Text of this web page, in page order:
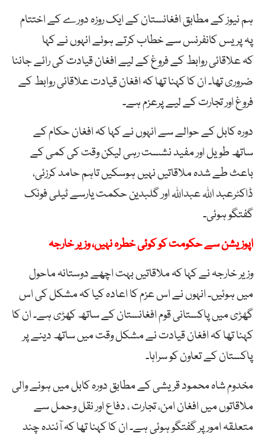
ہم نیوز کے مطابق افغانستان کے ایک روزہ دورے کے اختتام
پہ پریس کانفرنس سے خطاب کرتے ہوئے انہوں نے کہا
کہ علاقائی روابط کے فروغ کے لیے افغان قیادت کی رائے جاننا
ضروری تھا۔ ان کا کہنا تھا کہ افغان قیادت علاقائی روابط کے
فروغ اور تجارت کے لیے پرعزم ہے۔
دورہ کابل کے حوالے سے انہوں نے کہا کہ افغان حکام کے
ساتھ طویل اور مفید نشست رہی لیکن وقت کی کمی کے
باعث طے شدہ ملاقاتیں نہیں ہوسکیں تاہم حامد کرزئی،
ڈاکٹرعبد اللہ عبداللہ اور گلبدین حکمت یارسے ٹیلی فونک
گفتگو ہوئی۔
اپوزیشن سے حکومت کو کوئی خطرہ نہیں، وزیر خارجہ
وزیر خارجہ نے کہا کہ ملاقاتیں بہت اچھے دوستانہ ماحول
میں ہوئیں۔ انہوں نے اس عزم کا اعادہ کیا کہ مشکل کی اس
گھڑی میں پاکستانی قوم افغانستان کے ساتھ کھڑی ہے۔ ان کا
کہنا تھا کہ افغان قیادت نے مشکل وقت میں ساتھ دینے پر
پاکستان کے تعاون کو سراہا۔
مخدوم شاہ محمود قریشی کے مطابق دورہ کابل میں ہونے والی
ملاقاتوں میں افغان امن، تجارت ، دفاع اور نقل وحمل سے
متعلقہ امور پر گفتگو ہوئی ہے۔ ان کا کہنا تھا کہ آئندہ چند